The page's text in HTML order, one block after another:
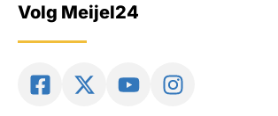
Volg Meijel24